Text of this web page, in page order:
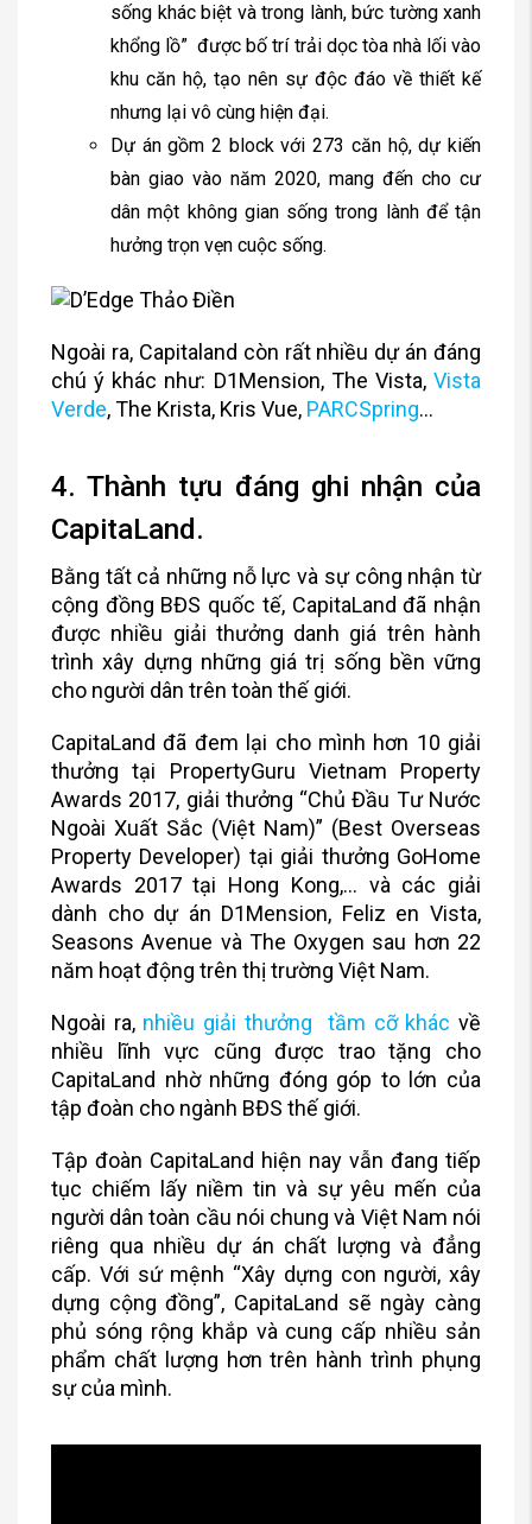
sống khác biệt và trong lành, bức tường xanh
khổng lồ” được bố trí trải dọc tòa nhà lối vào
khu căn hộ, tạo nên sự độc đáo về thiết kế
nhưng lại vô cùng hiện đại.
Dự án gồm 2 block với 273 căn hộ, dự kiến
bàn giao vào năm 2020, mang đến cho cư
dân một không gian sống trong lành để tận
hưởng trọn vẹn cuộc sống.
Ngoài ra, Capitaland còn rất nhiều dự án đáng
chú ý khác như: D1Mension, The Vista, Vista
Verde, The Krista, Kris Vue, PARCSpring…
4. Thành tựu đáng ghi nhận của
CapitaLand.
Bằng tất cả những nỗ lực và sự công nhận từ
cộng đồng BĐS quốc tế, CapitaLand đã nhận
được nhiều giải thưởng danh giá trên hành
trình xây dựng những giá trị sống bền vững
cho người dân trên toàn thế giới.
CapitaLand đã đem lại cho mình hơn 10 giải
thưởng tại PropertyGuru Vietnam Property
Awards 2017, giải thưởng “Chủ Đầu Tư Nước
Ngoài Xuất Sắc (Việt Nam)” (Best Overseas
Property Developer) tại giải thưởng GoHome
Awards 2017 tại Hong Kong,… và các giải
dành cho dự án D1Mension, Feliz en Vista,
Seasons Avenue và The Oxygen sau hơn 22
năm hoạt động trên thị trường Việt Nam.
Ngoài ra, nhiều giải thưởng tầm cỡ khác về
nhiều lĩnh vực cũng được trao tặng cho
CapitaLand nhờ những đóng góp to lớn của
tập đoàn cho ngành BĐS thế giới.
Tập đoàn CapitaLand hiện nay vẫn đang tiếp
tục chiếm lấy niềm tin và sự yêu mến của
người dân toàn cầu nói chung và Việt Nam nói
riêng qua nhiều dự án chất lượng và đẳng
cấp. Với sứ mệnh “Xây dựng con người, xây
dựng cộng đồng”, CapitaLand sẽ ngày càng
phủ sóng rộng khắp và cung cấp nhiều sản
phẩm chất lượng hơn trên hành trình phụng
sự của mình.